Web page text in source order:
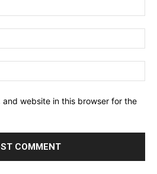
and website in this browser for the